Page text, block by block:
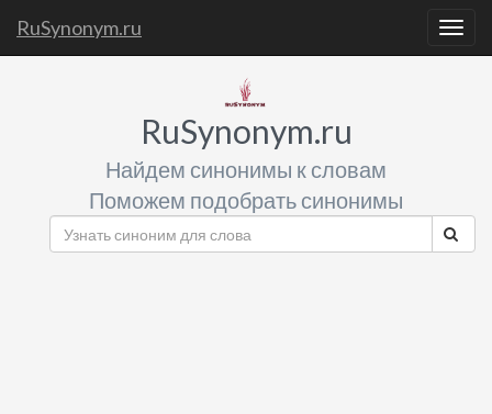
RuSynonym.ru
RuSynonym.ru
Найдем синонимы к словам
Поможем подобрать синонимы